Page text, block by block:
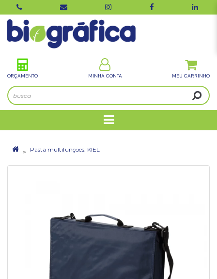
ORÇAMENTO MINHA CONTA
Pasta multifunções. KIEL